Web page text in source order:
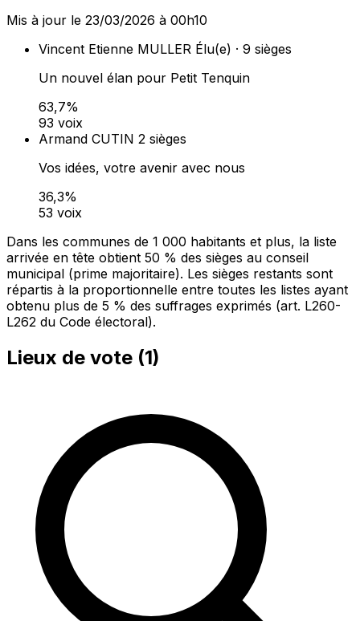
Mis à jour le 23/03/2026 à 00h10
Vincent Etienne MULLER Élu(e) · 9 sièges
Un nouvel élan pour Petit Tenquin
63,7%
93 voix
Armand CUTIN 2 sièges
Vos idées, votre avenir avec nous
36,3%
53 voix
Dans les communes de 1 000 habitants et plus, la liste
arrivée en tête obtient 50 % des sièges au conseil
municipal (prime majoritaire). Les sièges restants sont
répartis à la proportionnelle entre toutes les listes ayant
obtenu plus de 5 % des suffrages exprimés (art. L260-
L262 du Code électoral).
Lieux de vote (1)